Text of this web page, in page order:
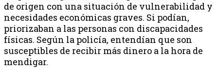
de origen con una situación de vulnerabilidad y
necesidades económicas graves. Si podían,
priorizaban a las personas con discapacidades
físicas. Según la policía, entendían que son
susceptibles de recibir más dinero a la hora de
mendigar.